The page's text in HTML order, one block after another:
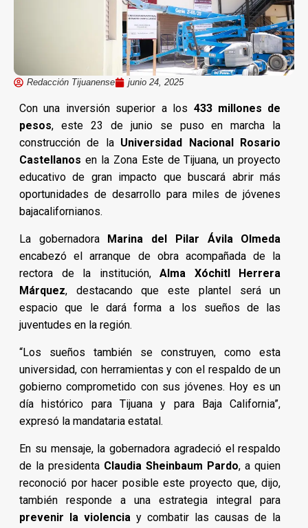
Redacción Tijuanense junio 24, 2025
Con una inversión superior a los 433 millones de
pesos, este 23 de junio se puso en marcha la
construcción de la Universidad Nacional Rosario
Castellanos en la Zona Este de Tijuana, un proyecto
educativo de gran impacto que buscará abrir más
oportunidades de desarrollo para miles de jóvenes
bajacalifornianos.
La gobernadora Marina del Pilar Ávila Olmeda
encabezó el arranque de obra acompañada de la
rectora de la institución,Alma Xóchitl Herrera
Márquez, destacando que este plantel será un
espacio que le dará forma a los sueños de las
juventudes en la región.
“Los sueños también se construyen, como esta
universidad, con herramientas y con el respaldo de un
gobierno comprometido con sus jóvenes. Hoy es un
día histórico para Tijuana y para Baja California”,
expresó la mandataria estatal.
En su mensaje, la gobernadora agradeció el respaldo
de la presidenta Claudia Sheinbaum Pardo, a quien
reconoció por hacer posible este proyecto que, dijo,
también responde a una estrategia integral para
prevenir la violencia y combatir las causas de la